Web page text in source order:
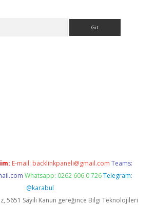
E-mail: backlinkpaneli@gmail.com Teams:
Whatsapp: 0262 606 0 726 Telegram:
@karabul
5651 Sayılı Kanun gereğince Bilgi Teknolojileri